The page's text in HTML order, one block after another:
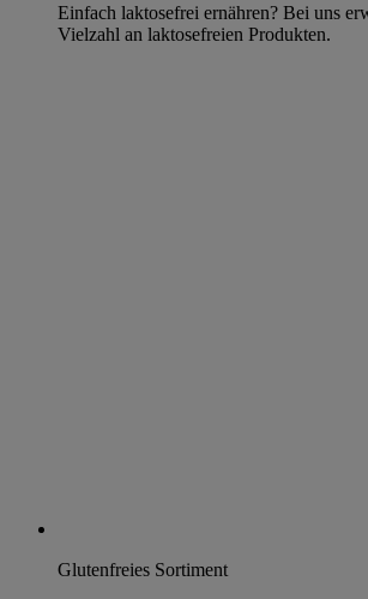
Einfach laktosefrei ernähren? Bei uns
Vielzahl an laktosefreien Produkten.
Glutenfreies Sortiment